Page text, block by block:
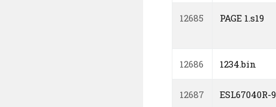
12685 PAGE 1.s19
12686 1234.bin
12687 ESL67040R-